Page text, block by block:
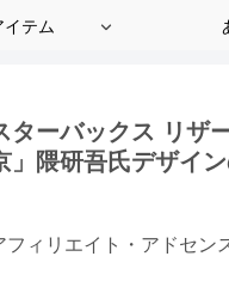
イテム
ターバックス リザ
」隈研吾氏デザイ
フィリエイト・アドセン